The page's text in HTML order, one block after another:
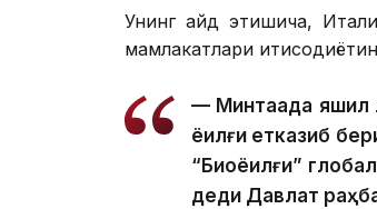
Унинг қайд этишича,
мамлакатлари
— Минтақада яшил
ёқилғи етказиб
“Биоёқилғи”
деди Давлат